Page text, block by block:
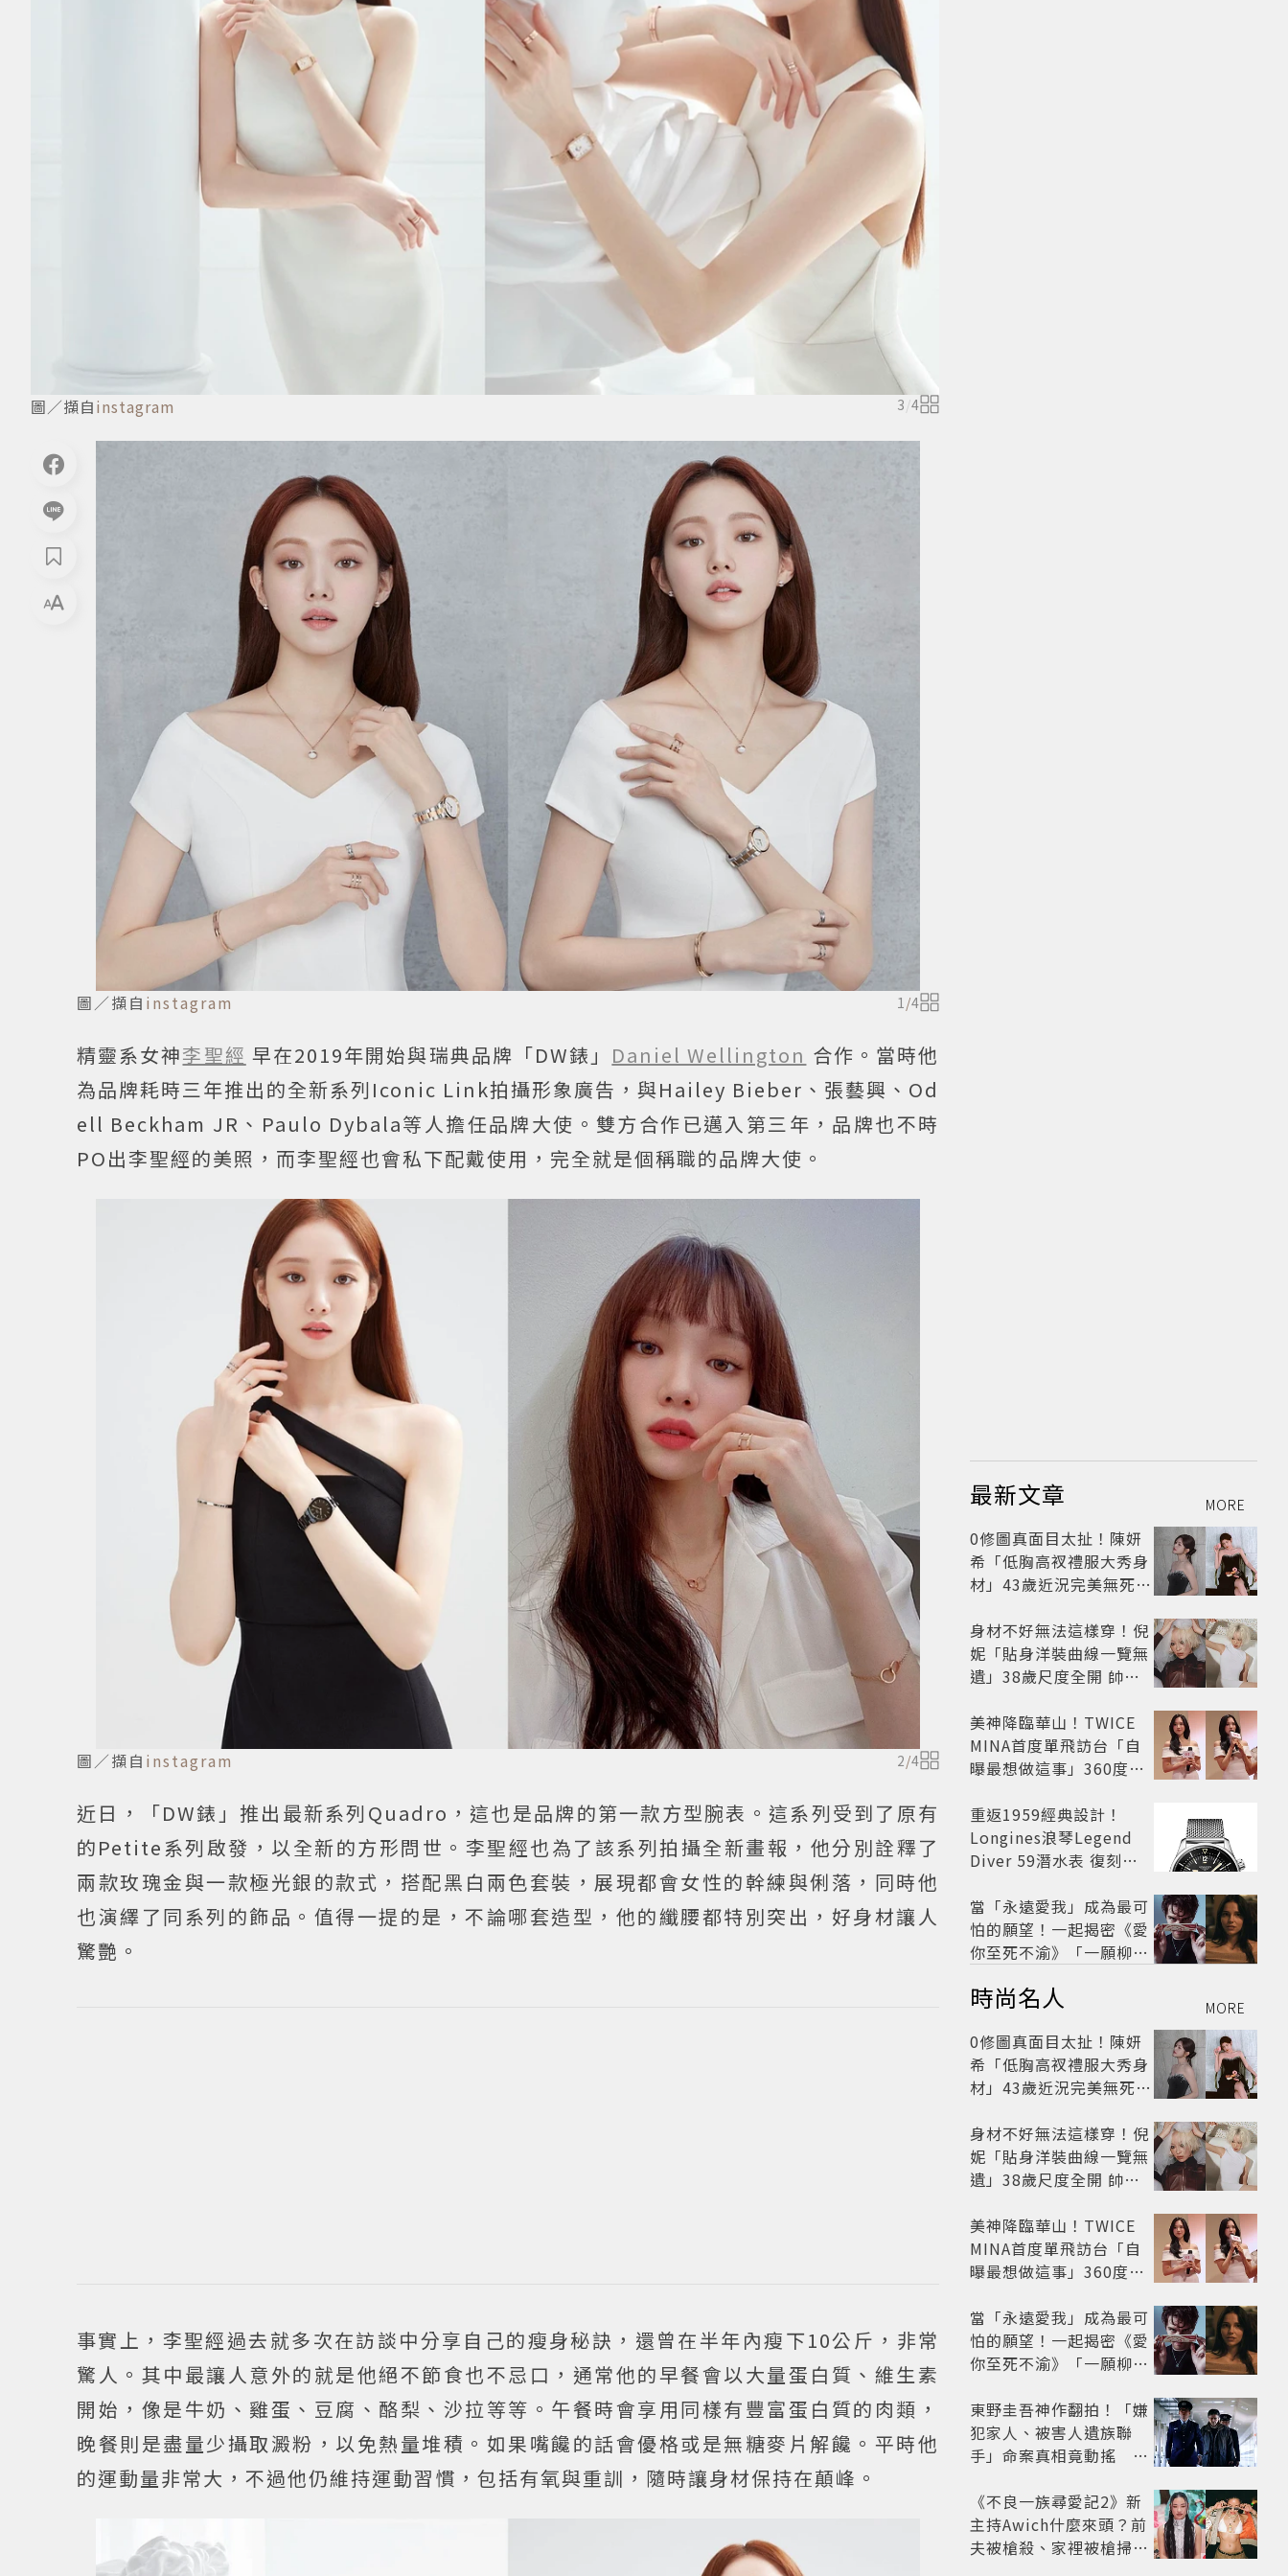
圖／擷自instagram 3/4
圖／擷自 instagram 1 /4
精靈系女神李聖經 早在2019年開始與瑞典品牌「DW錶」 Daniel Wellington 合作。當時他
為品牌耗時三年推出的全新系列Iconic Link拍攝形象廣告，與Hailey Bieber、張藝興、Od
ell Beckham JR、Paulo Dybala等人擔任品牌大使。雙方合作已邁入第三年，品牌也不時
PO出李聖經的美照，而李聖經也會私下配戴使用，完全就是個稱職的品牌大使。
圖／擷自 instagram 2/4
近日，「DW錶」推出最新系列Quadro，這也是品牌的第一款方型腕表。這系列受到了原有
的Petite系列啟發，以全新的方形問世。李聖經也為了該系列拍攝全新畫報，他分別詮釋了
兩款玫瑰金與一款極光銀的款式，搭配黑白兩色套裝，展現都會女性的幹練與俐落，同時他
也演繹了同系列的飾品。值得一提的是，不論哪套造型，他的纖腰都特別突出，好身材讓人
驚艷。
事實上，李聖經過去就多次在訪談中分享自己的瘦身秘訣，還曾在半年內瘦下10公斤，非常
驚人。其中最讓人意外的就是他絕不節食也不忌口，通常他的早餐會以大量蛋白質、維生素
開始，像是牛奶、雞蛋、豆腐、酪梨、沙拉等等。午餐時會享用同樣有豐富蛋白質的肉類，
晚餐則是盡量少攝取澱粉，以免熱量堆積。如果嘴饞的話會優格或是無糖麥片解饞。平時他
的運動量非常大，不過他仍維持運動習慣，包括有氧與重訓，隨時讓身材保持在顛峰。
最新文章 MORE
0修圖真面目太扯！陳妍
希「低胸高衩禮服大秀身
材」43歲近況完美無死角
身材不好無法這樣穿！倪
妮「貼身洋裝曲線一覽無
遺」38歲尺度全開 帥氣
美神降臨華山！TWICE
MINA首度單飛訪台「自
曝最想做這事」360度0
開
重返1959經典設計！
Longines浪琴Legend
Diver 59潛水表 復刻懷
當「永遠愛我」成為最可
怕的願望！一起揭密《愛
你至死不渝》「一願柳」
路
時尚名人 MORE
0修圖真面目太扯！陳妍
希「低胸高衩禮服大秀身
材」43歲近況完美無死角
身材不好無法這樣穿！倪
妮「貼身洋裝曲線一覽無
遺」38歲尺度全開 帥氣
美神降臨華山！TWICE
MINA首度單飛訪台「自
曝最想做這事」360度0
開
當「永遠愛我」成為最可
怕的願望！一起揭密《愛
你至死不渝》「一願柳」
路
東野圭吾神作翻拍！「嫌
犯家人、被害人遺族聯
手」命案真相竟動搖
框架展開
《不良一族尋愛記2》新
主持Awich什麼來頭？前
夫被槍殺、家裡被槍掃射